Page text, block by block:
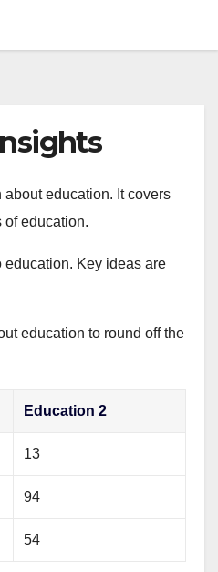
education. It covers
of education.
Key ideas are
education to round off the
Education 2
13
94
54